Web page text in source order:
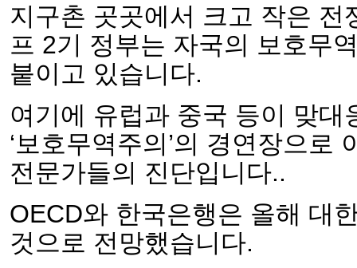
지구촌 곳곳에서 크고 작은
프 2기 정부는 자국의 보호무
붙이고 있습니다.
여기에 유럽과 중국 등이 맞
‘보호무역주의’의 경연장으
전문가들의 진단입니다..
OECD와 한국은행은 올해 대
것으로 전망했습니다.